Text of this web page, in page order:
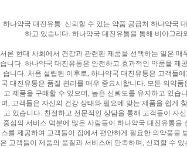
하나약국 대진유통: 신뢰할 수 있는 약품 공급처 하나약국
하고 있습니다. 하나약국 대진유통을 통해 비아그
서론 현대 사회에서 건강과 관련된 제품을 선택하는 일은
습니다. 하나약국 대진유통은 안전하고 효과적인 약품을 제
습니다. 처음 설립된 이후로, 하나약국 대진유통은 고객들
국 대진유통은 품질 관리를 매우 중요시합니다. 모든 의약
고 제품을 구매할 수 있으며, 높은 신뢰도를 유지하고 있
며, 고객들은 자신의 건강 상태와 필요에 맞는 제품을 쉽게
고 있습니다. 친절하고 전문적인 상담을 통해 고객들이 자
중심의 서비스 덕분에 많은 사람들이 하나약국 대진유통
스를 제공하여 고객들이 집에서 편안하게 필요한 의약품을
은 고객들이 제품의 품질과 서비스에 만족하며, 신뢰할 수